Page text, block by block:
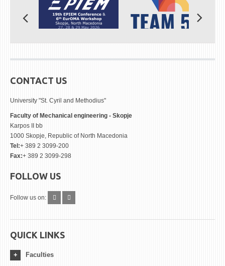
CONTACT US
University "St. Cyril and Methodius"
Faculty of Mechanical engineering - Skopje
Karpos II bb
1000 Skopje, Republic of North Macedonia
Tel:+ 389 2 3099-200
Fax:+ 389 2 3099-298
FOLLOW US
Follow us on:
QUICK LINKS
Faculties